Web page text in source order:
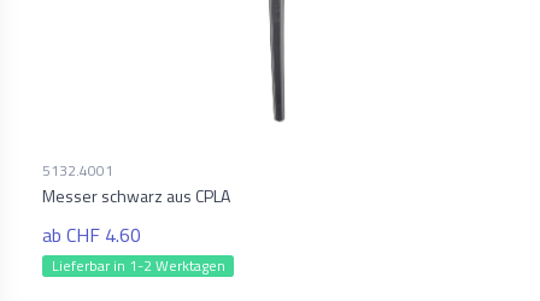
5132.4001
Messer schwarz aus CPLA
ab CHF 4.60
Lieferbar in 1-2 Werktagen